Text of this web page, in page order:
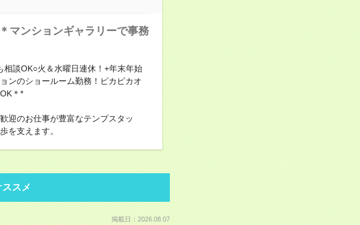
マンションギャラリーで事務
談OK○火＆水曜日連休！+年末年始
ンのショールーム勤務！ピカピカオ
＊*
迎のお仕事が豊富なテンプスタッ
を支えます。
スメ
掲載日：2026.08.07